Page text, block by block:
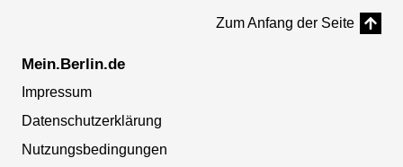
Zum Anfang der Seite
Mein.Berlin.de
Impressum
Datenschutzerklärung
Nutzungsbedingungen